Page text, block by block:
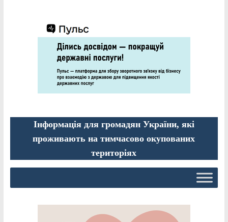
Інформація для громадян України, які
проживають на тимчасово окупованих
територіях